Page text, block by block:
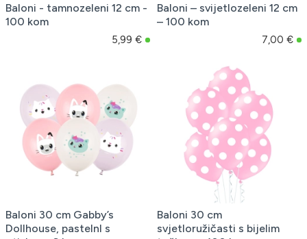
Baloni - tamnozeleni 12 cm -
100 kom
5,99 €
Baloni – svijetlozeleni 12 cm
– 100 kom
7,00 €
Baloni 30 cm Gabby’s
Dollhouse, pastelnI s
Baloni 30 cm
svjetloružičasti s bijelim